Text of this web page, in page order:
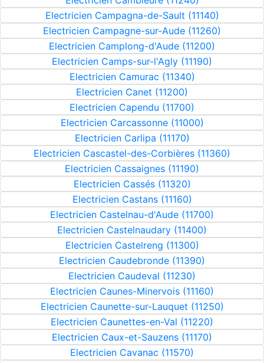
Electricien Campagna-de-Sault (11140)
Electricien Campagne-sur-Aude (11260)
Electricien Camplong-d'Aude (11200)
Electricien Camps-sur-l'Agly (11190)
Electricien Camurac (11340)
Electricien Canet (11200)
Electricien Capendu (11700)
Electricien Carcassonne (11000)
Electricien Carlipa (11170)
Electricien Cascastel-des-Corbières (11360)
Electricien Cassaignes (11190)
Electricien Cassés (11320)
Electricien Castans (11160)
Electricien Castelnau-d'Aude (11700)
Electricien Castelnaudary (11400)
Electricien Castelreng (11300)
Electricien Caudebronde (11390)
Electricien Caudeval (11230)
Electricien Caunes-Minervois (11160)
Electricien Caunette-sur-Lauquet (11250)
Electricien Caunettes-en-Val (11220)
Electricien Caux-et-Sauzens (11170)
Electricien Cavanac (11570)